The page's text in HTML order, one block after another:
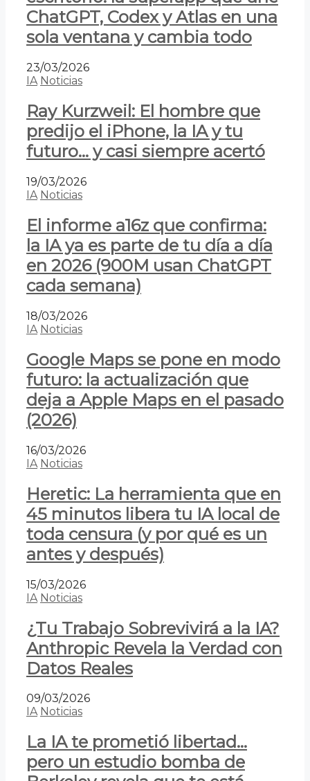
ChatGPT, Codex y Atlas en una
sola ventana y cambia todo
23/03/2026
IA Noticias
Ray Kurzweil: El hombre que
predijo el iPhone, la IA y tu
futuro… y casi siempre acertó
19/03/2026
IA Noticias
El informe a16z que confirma:
la IA ya es parte de tu día a día
en 2026 (900M usan ChatGPT
cada semana)
18/03/2026
IA Noticias
Google Maps se pone en modo
futuro: la actualización que
deja a Apple Maps en el pasado
(2026)
16/03/2026
IA Noticias
Heretic: La herramienta que en
45 minutos libera tu IA local de
toda censura (y por qué es un
antes y después)
15/03/2026
IA Noticias
¿Tu Trabajo Sobrevivirá a la IA?
Anthropic Revela la Verdad con
Datos Reales
09/03/2026
IA Noticias
La IA te prometió libertad…
pero un estudio bomba de